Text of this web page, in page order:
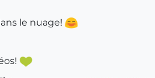
le nuage!